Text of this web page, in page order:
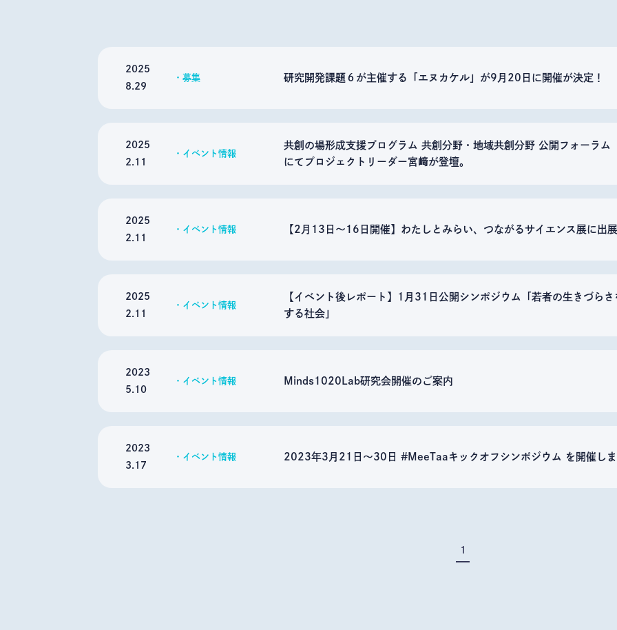
2025
8.29
募集 研究開発課題６が主催する「エヌカケル」が9月20日に開催が決定！
2025
2.11
イベント情報
共創の場形成支援プログラム 共創分野・地域共創分野 公開フォーラム
にてプロジェクトリーダー宮﨑が登壇。
2025
2.11
イベント情報 【2月13日～16日開催】わたしとみらい、つながるサイエンス展に出
2025
2.11
イベント情報
【イベント後レポート】1月31日公開シンポジウム「若者の生きづら
する社会」
2023
5.10
イベント情報 Minds1020Lab研究会開催のご案内
2023
3.17
イベント情報 2023年3月21日〜30日 #MeeTaaキックオフシンポジウム を開催し
1